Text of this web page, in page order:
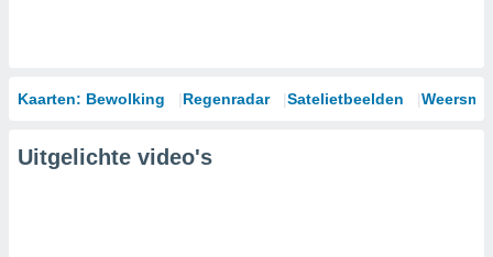
Kaarten: Bewolking Regenradar Satelietbeelden
Uitgelichte video's